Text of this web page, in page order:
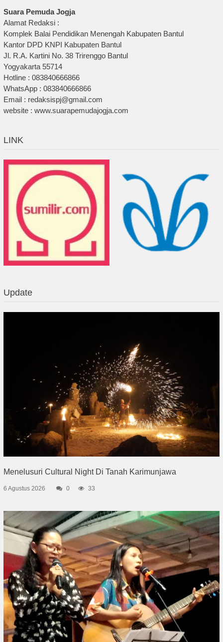
Suara Pemuda Jogja
Alamat Redaksi :
Komplek Balai Pendidikan Menengah Kabupaten Bantul
Kantor DPD KNPI Kabupaten Bantul
Jl. R.A. Kartini No. 38 Trirenggo Bantul
Yogyakarta 55714
Hotline : 083840666866
WhatsApp : 083840666866
Email : redaksispj@gmail.com
website : www.suarapemudajogja.com
LINK
Update
Menelusuri Cultural Night Di Tanah Karimunjawa
6 Agustus 2026 0 33